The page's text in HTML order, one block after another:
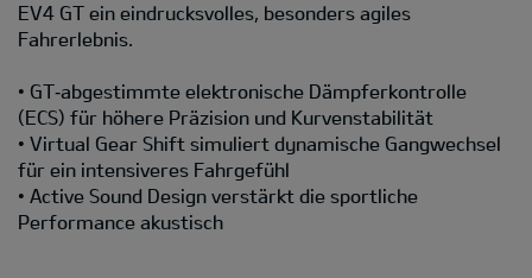
EV4 GT ein eindrucksvolles, besonders agiles
Fahrerlebnis.
• GT‑abgestimmte elektronische Dämpferkontrolle
(ECS) für höhere Präzision und Kurvenstabilität
• Virtual Gear Shift simuliert dynamische Gangwechsel
für ein intensiveres Fahrgefühl
• Active Sound Design verstärkt die sportliche
Performance akustisch